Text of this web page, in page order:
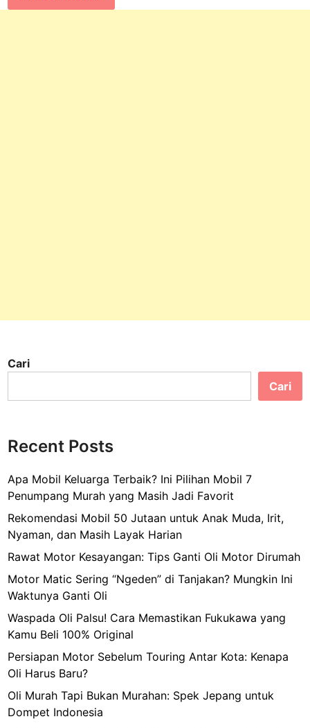
Cari
Cari
Recent Posts
Apa Mobil Keluarga Terbaik? Ini Pilihan Mobil 7
Penumpang Murah yang Masih Jadi Favorit
Rekomendasi Mobil 50 Jutaan untuk Anak Muda, Irit,
Nyaman, dan Masih Layak Harian
Rawat Motor Kesayangan: Tips Ganti Oli Motor Dirumah
Motor Matic Sering “Ngeden” di Tanjakan? Mungkin Ini
Waktunya Ganti Oli
Waspada Oli Palsu! Cara Memastikan Fukukawa yang
Kamu Beli 100% Original
Persiapan Motor Sebelum Touring Antar Kota: Kenapa
Oli Harus Baru?
Oli Murah Tapi Bukan Murahan: Spek Jepang untuk
Dompet Indonesia